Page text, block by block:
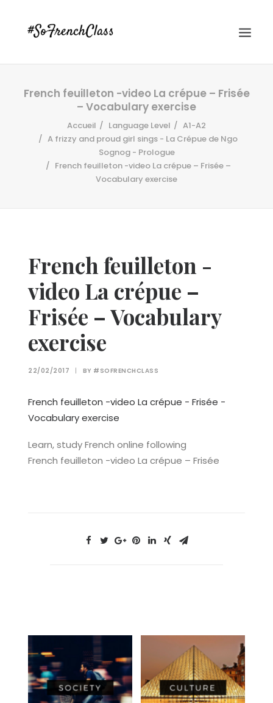
#SOFRENCHCLASS PRIVACY POLICY
French feuilleton -video La crépue – Frisée
– Vocabulary exercise
Accueil Language Level
A1-A2
A frizzy and proud girl sings - La Crépue de Ngo
Sognog - Prologue
French feuilleton -video La crépue – Frisée –
Vocabulary exercise
French feuilleton -
video La crépue –
Frisée – Vocabulary
exercise
22/02/2017 | BY #SOFRENCHCLASS
French feuilleton -video La crépue - Frisée -
Vocabulary exercise
Learn, study French online following
French feuilleton -video La crépue – Frisée